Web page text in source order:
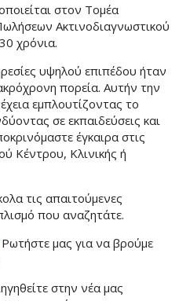
στον Τομέα
Ακτινοδιαγνωστικού
χρόνια.
υψηλού επιπέδου ήταν
πορεία. Αυτήν την
εμπλουτίζοντας το
σε εκπαιδεύσεις και
έγκαιρα στις
Κέντρου, Κλινικής ή
τις απαιτούμενες
που αναζητάτε.
μας για να βρούμε
στην νέα μας